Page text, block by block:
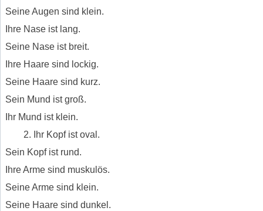
Seine Augen sind klein.
Ihre Nase ist lang.
Seine Nase ist breit.
Ihre Haare sind lockig.
Seine Haare sind kurz.
Sein Mund ist groß.
Ihr Mund ist klein.
Ihr Kopf ist oval.
Sein Kopf ist rund.
Ihre Arme sind muskulös.
Seine Arme sind klein.
Seine Haare sind dunkel.